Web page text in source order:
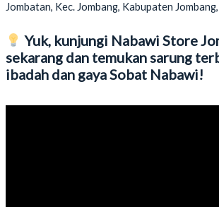
Jombatan, Kec. Jombang, Kabupaten
Yuk, kunjungi Nabawi Store
sekarang dan temukan sarung
ibadah dan gaya Sobat Nabawi!